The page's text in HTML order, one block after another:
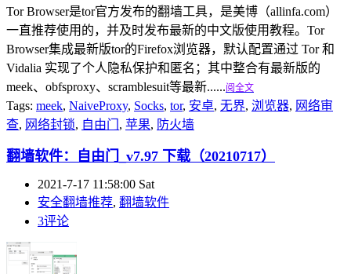
Tor Browser是tor官方发布的翻墙工具，是美博（allinfa.com）
一直推荐使用的，并及时发布最新的中文版使用教程。Tor
Browser集成最新版tor的Firefox浏览器，默认配置通过 Tor 和
Vidalia 实现了个人隐私保护和匿名；其中整合有最新版的
meek、obfsproxy、scramblesuit等最新......阅全文
Tags: meek, NaiveProxy, Socks, tor, 安卓, 无界, 浏览器, 网络审
查, 网络封锁, 自由门 , 苹果, 防火墙
翻墙软件：自由门_v7.97 下载（20210717）
2021-7-17 11:58:00 Sat
安全翻墙推荐, 翻墙软件
3评论